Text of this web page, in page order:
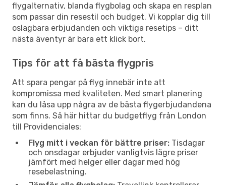
flygalternativ, blanda flygbolag och skapa en resplan
som passar din resestil och budget. Vi kopplar dig till
oslagbara erbjudanden och viktiga resetips – ditt
nästa äventyr är bara ett klick bort.
Tips för att få bästa flygpris
Att spara pengar på flyg innebär inte att
kompromissa med kvaliteten. Med smart planering
kan du låsa upp några av de bästa flygerbjudandena
som finns. Så här hittar du budgetflyg från London
till Providenciales:
Flyg mitt i veckan för bättre priser: Tisdagar
och onsdagar erbjuder vanligtvis lägre priser
jämfört med helger eller dagar med hög
resebelastning.